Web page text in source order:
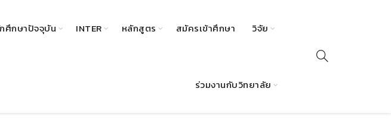
ศึกษาปัจจุบัน INTER หลักสูตร สมัครเข้าศึกษา วิจัย
ร่วมงานกับวิทยาลัย